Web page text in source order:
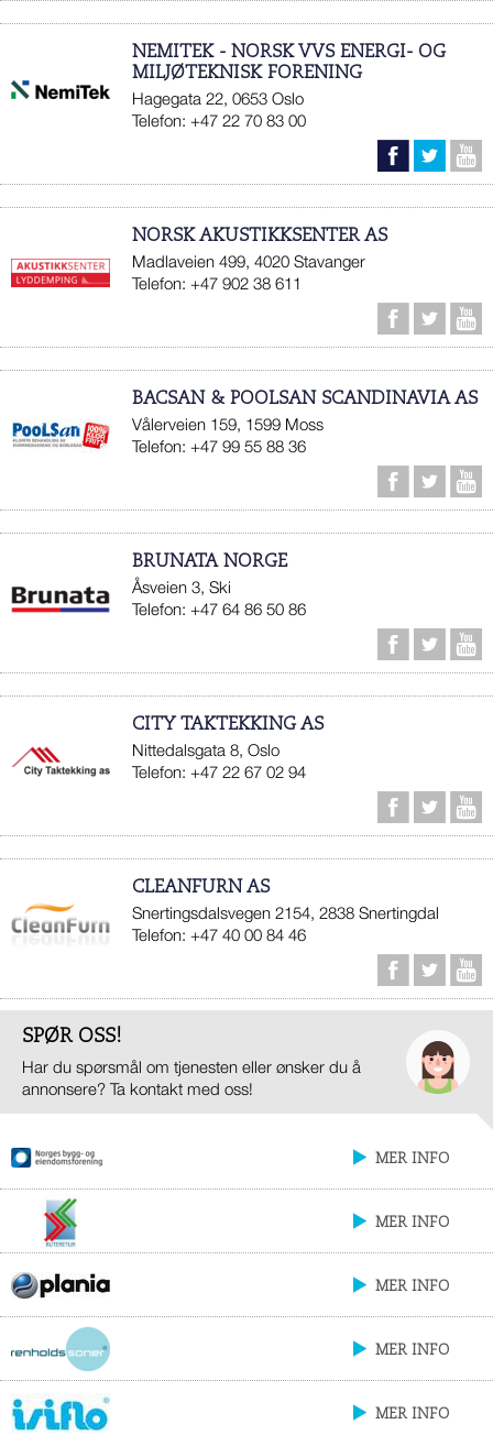
NEMITEK - NORSK VVS ENERGI- OG
MILJØTEKNISK FORENING
Hagegata 22, 0653 Oslo
Telefon: +47 22 70 83 00
NORSK AKUSTIKKSENTER AS
Madlaveien 499, 4020 Stavanger
Telefon: +47 902 38 611
BACSAN & POOLSAN SCANDINAVIA AS
Vålerveien 159, 1599 Moss
Telefon: +47 99 55 88 36
BRUNATA NORGE
Åsveien 3, Ski
Telefon: +47 64 86 50 86
CITY TAKTEKKING AS
Nittedalsgata 8, Oslo
Telefon: +47 22 67 02 94
CLEANFURN AS
Snertingsdalsvegen 2154, 2838 Snertingdal
Telefon: +47 40 00 84 46
SPØR OSS!
Har du spørsmål om tjenesten eller ønsker du å
annonsere? Ta kontakt med oss!
MER INFO
MER INFO
MER INFO
MER INFO
MER INFO